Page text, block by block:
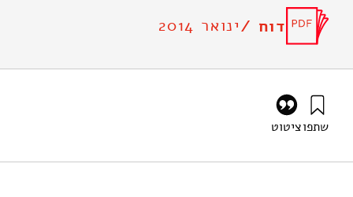
דוח /ינואר 2014
שתפוציטוט